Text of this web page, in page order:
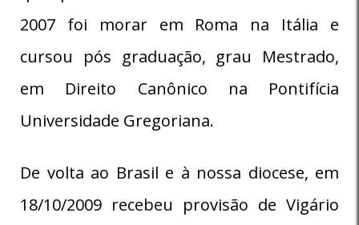
2007 foi morar em Roma na Itália e
cursou pós graduação, grau Mestrado,
em Direito Canônico na Pontifícia
Universidade Gregoriana.
De volta ao Brasil e à nossa diocese, em
18/10/2009 recebeu provisão de Vigário